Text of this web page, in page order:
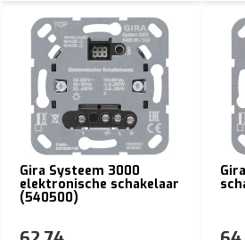
Gira Systeem 3000
elektronische schakelaar
(540500)